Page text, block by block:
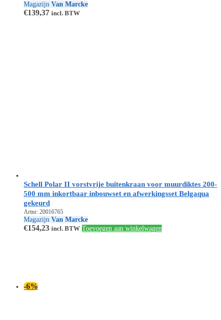
Magazijn Van Marcke
€139,37 incl. BTW
Schell Polar II vorstvrije buitenkraan voor muurdiktes 200-
500 mm inkortbaar inbouwset en afwerkingsset Belgaqua
gekeurd
Artnr: 20016765
Magazijn Van Marcke
€154,23 incl. BTW Toevoegen aan winkelwagen
-6%